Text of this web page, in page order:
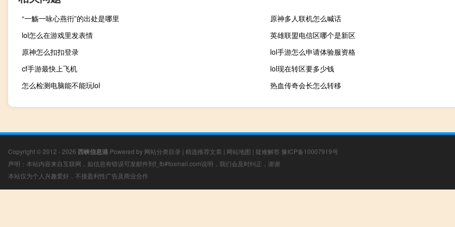
“一觞一咏心燕衎”的出处是哪里
原神多人联机怎么喊话
lol怎么在游戏里发表情
英雄联盟电信区哪个是新区
原神怎么扣扣登录
lol手游怎么申请体验服资格
cf手游最快上飞机
lol现在转区要多少钱
怎么检测电脑能不能玩lol
热血传奇会长怎么转移
Copyright © 2012 - 2026 西峡信息港 Powered by 网站分类目录 | 精选推荐文章 | 网站地图 | 疑难解答 豫ICP备10007919号
声明：本站内容来自互联网，如信息有错误可发邮件到f_fb#foxmail.com说明，我们会及时纠正，谢谢
本站仅为个人兴趣爱好，不接盈利性广告及商业合作